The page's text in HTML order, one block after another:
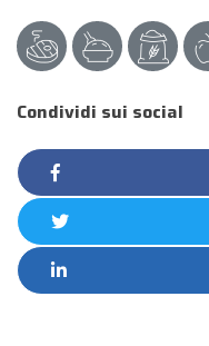
Condividi sui social